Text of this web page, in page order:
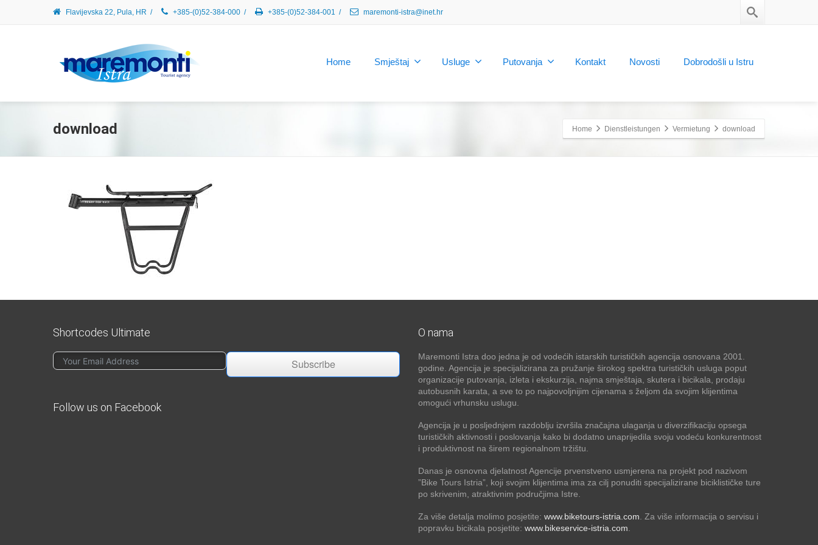
Flavijevska 22, Pula, HR / +385-(0)52-384-000 / +385-(0)52-384-001 / maremonti-istra@inet.hr
Home Smještaj Usluge Putovanja Kontakt Novosti Dobrodošli u Istru
download Home Dienstleistungen Vermietung download
Shortcodes Ultimate
Subscribe
Follow us on Facebook
O nama
Maremonti Istra doo jedna je od vodećih istarskih turističkih agencija osnovana 2001.
godine. Agencija je specijalizirana za pružanje širokog spektra turističkih usluga poput
organizacije putovanja, izleta i ekskurzija, najma smještaja, skutera i bicikala, prodaju
autobusnih karata, a sve to po najpovoljnijim cijenama s željom da svojim klijentima
omogući vrhunsku uslugu.
Agencija je u posljednjem razdoblju izvršila značajna ulaganja u diverzifikaciju opsega
turističkih aktivnosti i poslovanja kako bi dodatno unaprijedila svoju vodeću konkurentnost
i produktivnost na širem regionalnom tržištu.
Danas je osnovna djelatnost Agencije prvenstveno usmjerena na projekt pod nazivom
”Bike Tours Istria”, koji svojim klijentima ima za cilj ponuditi specijalizirane biciklističke ture
po skrivenim, atraktivnim područjima Istre.
Za više detalja molimo posjetite: www.biketours-istria.com . Za više informacija o servisu i
popravku bicikala posjetite: www.bikeservice-istria.com